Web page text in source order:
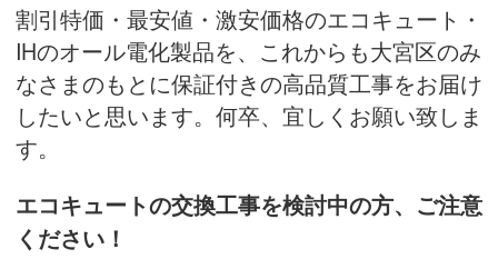
割引特価・最安値・激安価格のエコキュート・
IHのオール電化製品を、これからも大宮区のみ
なさまのもとに保証付きの高品質工事をお届け
したいと思います。何卒、宜しくお願い致しま
す。
エコキュートの交換工事を検討中の方、ご注意
ください！